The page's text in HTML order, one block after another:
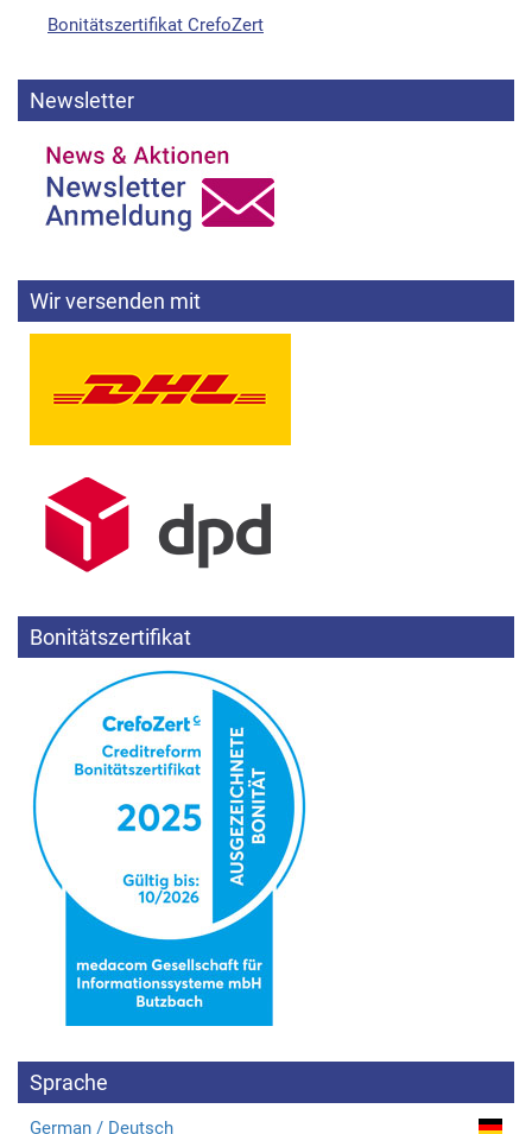
Bonitätszertifikat CrefoZert
Newsletter
Wir versenden mit
Bonitätszertifikat
Sprache
German / Deutsch